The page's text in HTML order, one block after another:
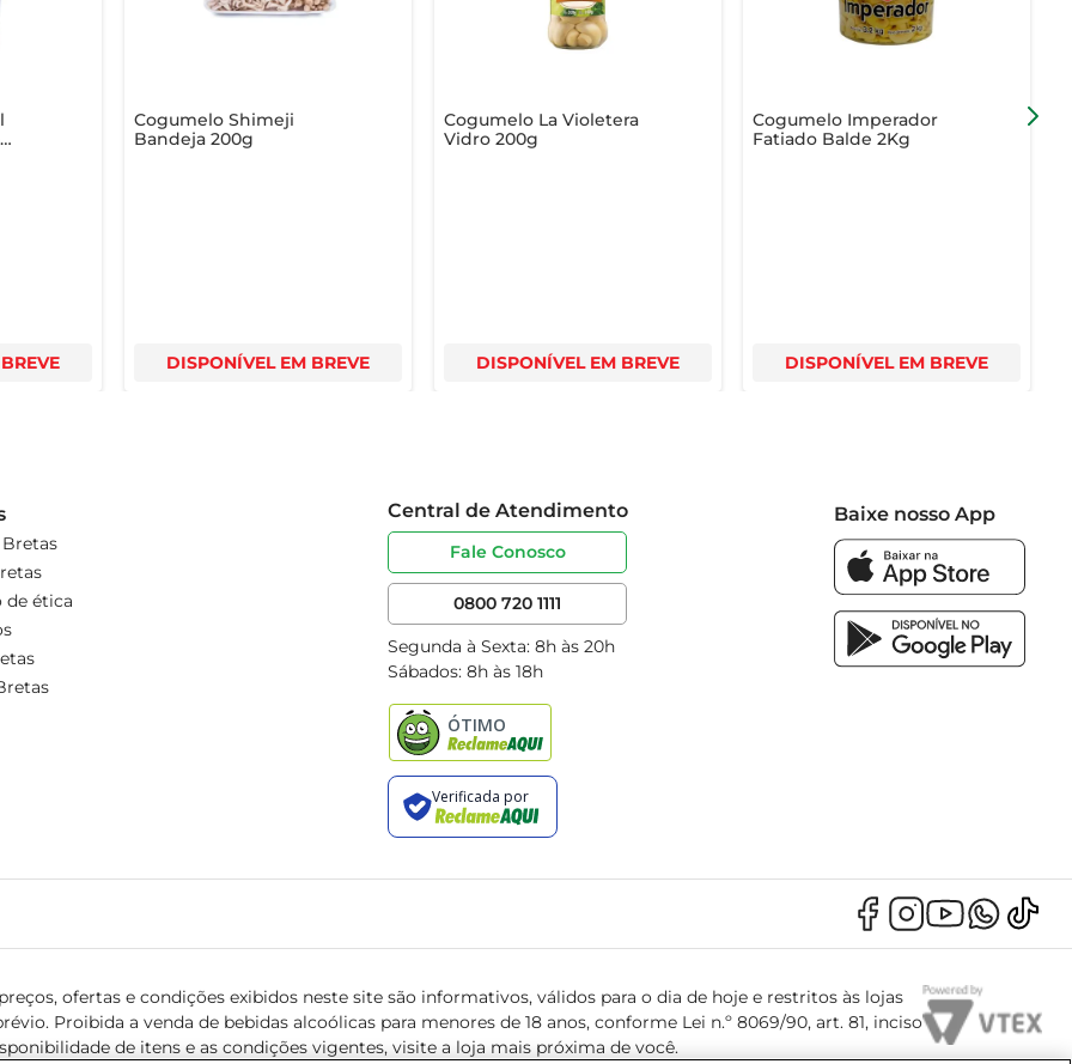
validade na embalagem para assegurar a melhor experiência ao utilizá-lo em suas receitas.
Cogumelo Shimeji
Bandeja 200g
DISPONÍVEL EM BREVE
Cogumelo La Violetera
Vidro 200g
DISPONÍVEL EM BREVE
Cogumelo Imperador
Fatiado Balde 2Kg
DISPONÍVEL EM BREVE
de ética
Central de Atendimento
Fale Conosco
0800 720 1111
Segunda à Sexta: 8h às 20h
Sábados: 8h às 18h
Baixe nosso App
ofertas e condições exibidos neste site são informativos, válidos para o dia de hoje e restritos às lojas
Proibida a venda de bebidas alcoólicas para menores de 18 anos, conforme Lei n.º 8069/90, art. 81, inciso
de itens e as condições vigentes, visite a loja mais próxima de você.